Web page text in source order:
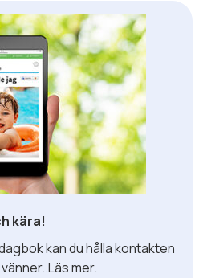
kära!
kan du hålla kontakten
mer.